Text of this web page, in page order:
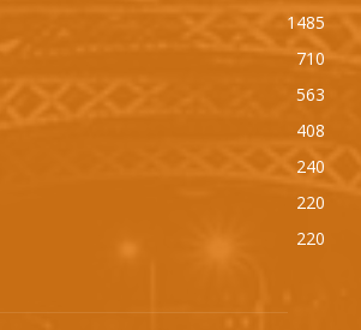
1485
710
563
408
240
220
220